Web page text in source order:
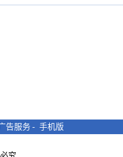
告服务 - 手机版